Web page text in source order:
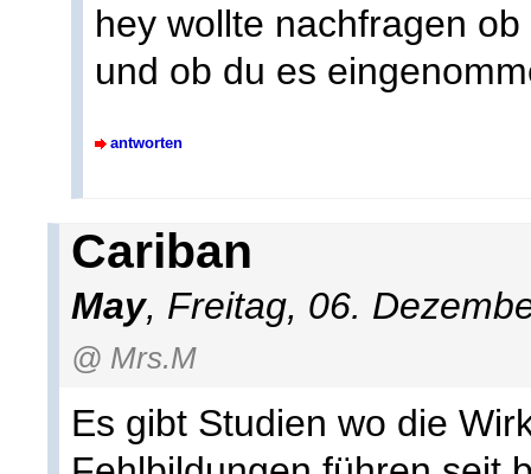
hey wollte nachfragen
und ob du es
antworten
Cariban
May, Freitag, 06.
@ Mrs.M
Es gibt Studien wo die